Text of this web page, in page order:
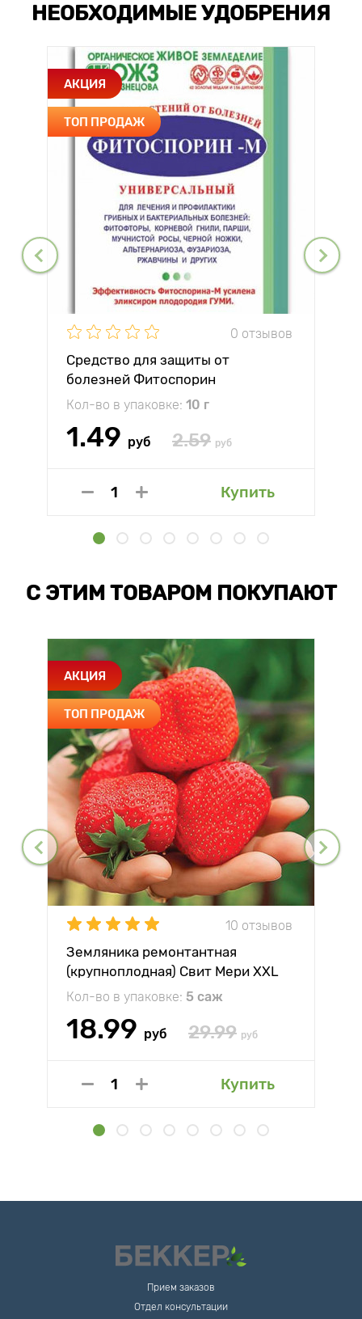
НЕОБХОДИМЫЕ УДОБРЕНИЯ
АКЦИЯ
ТОП ПРОДАЖ
0 отзывов
Средство для защиты от
болезней Фитоспорин
Кол-во в упаковке: 10 г
1.49 руб 2.59 руб
Купить
С ЭТИМ ТОВАРОМ ПОКУПАЮТ
АКЦИЯ
ТОП ПРОДАЖ
10 отзывов
Земляника ремонтантная
(крупноплодная) Свит Мери XXL
Кол-во в упаковке: 5 саж
18.99 руб 29.99 руб
Купить
Прием заказов
Отдел консультации